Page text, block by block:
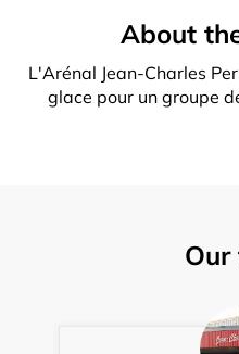
About
L'Arénal Jean-Charles
glace pour un groupe
Our